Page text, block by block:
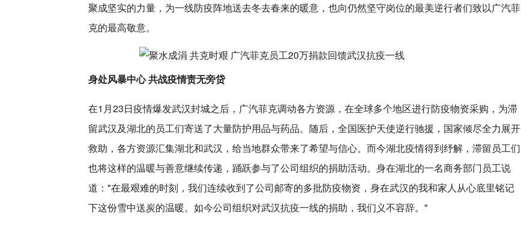
聚成坚实的力量，为一线防疫阵地送去冬去春来的暖意，也向仍然坚守岗位的最美逆行者们致以广汽菲
克的最高敬意。
身处风暴中心 共战疫情责无旁贷
在1月23日疫情爆发武汉封城之后，广汽菲克调动各方资源，在全球多个地区进行防疫物资采购，为滞
留武汉及湖北的员工们寄送了大量防护用品与药品。随后，全国医护天使逆行驰援，国家倾尽全力展开
救助，各方资源汇集湖北和武汉，给当地群众带来了希望与信心。而今湖北疫情得到纾解，滞留员工们
也将这样的温暖与善意继续传递，踊跃参与了公司组织的捐助活动。身在湖北的一名商务部门员工说
道："在最艰难的时刻，我们连续收到了公司邮寄的多批防疫物资，身在武汉的我和家人从心底里铭记
下这份雪中送炭的温暖。如今公司组织对武汉抗疫一线的捐助，我们义不容辞。"